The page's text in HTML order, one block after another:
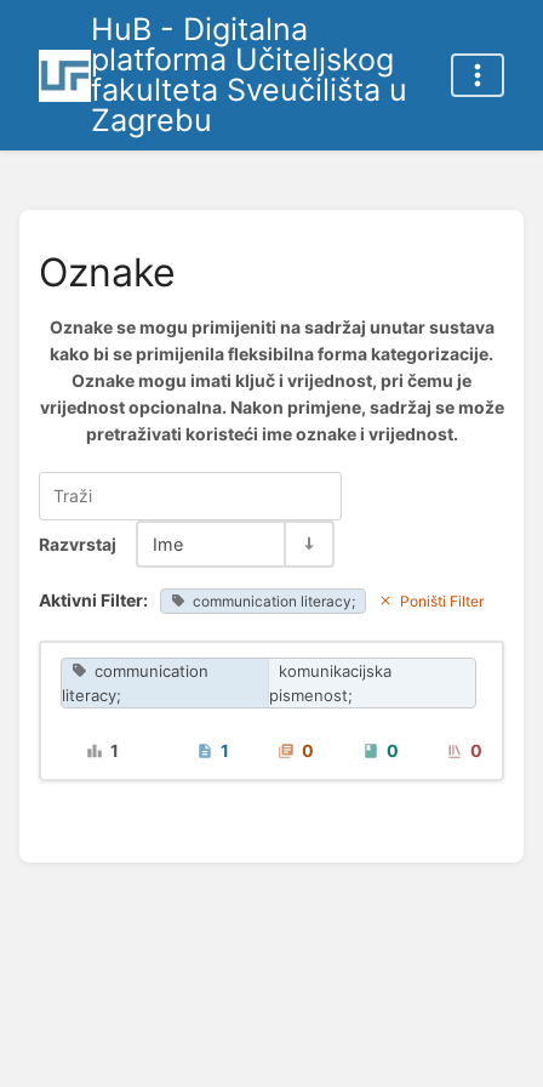
HuB - Digitalna
platforma Učiteljskog
fakulteta Sveučilišta u
Zagrebu
Oznake
Oznake se mogu primijeniti na sadržaj unutar sustava
kako bi se primijenila fleksibilna forma kategorizacije.
Oznake mogu imati ključ i vrijednost, pri čemu je
vrijednost opcionalna. Nakon primjene, sadržaj se može
pretraživati koristeći ime oznake i vrijednost.
Razvrstaj Ime
Aktivni Filter: communication literacy; Poništi Filter
communication
literacy;
komunikacijska
pismenost;
1 1 0 0 0